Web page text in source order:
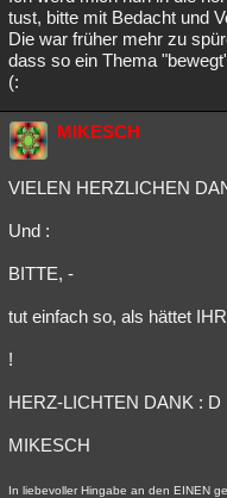
tust, bitte mit Bedacht und
Die war früher mehr zu
dass so ein Thema
(:
MIKESCH
VIELEN HERZLICHEN
Und :
BITTE, -
tut einfach so, als hättet
!
HERZ-LICHTEN DANK : D
MIKESCH
In liebevoller Hingabe an den EINEN